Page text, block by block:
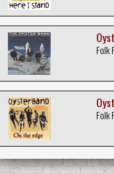
Folk
Folk